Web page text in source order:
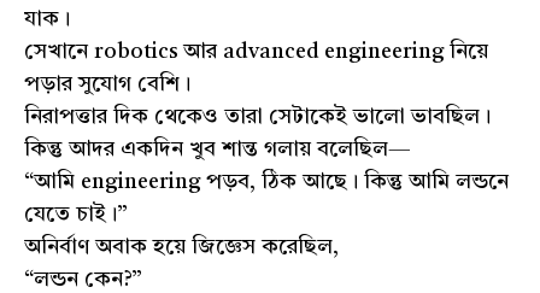
যাক।
সেখানে robotics আর advanced engineering নিয়ে
পড়ার সুযোগ বেশি।
নিরাপত্তার দিক থেকেও তারা সেটাকেই ভালো ভাবছিল।
কিন্তু আদর একদিন খুব শান্ত গলায় বলেছিল—
“আমি engineering পড়ব, ঠিক আছে। কিন্তু আমি লন্ডনে
যেতে চাই।”
অনির্বাণ অবাক হয়ে জিজ্ঞেস করেছিল,
“লন্ডন কেন?”